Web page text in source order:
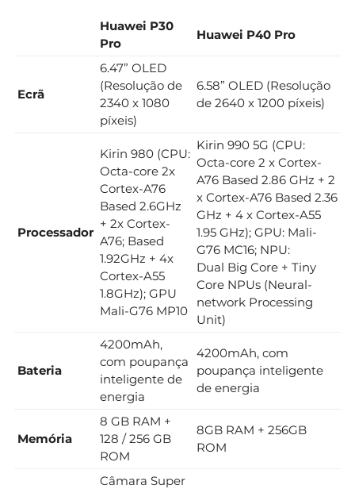
Huawei P30
Pro
Huawei P40 Pro
Ecrã
6.47” OLED
(Resolução de
2340 x 1080
píxeis)
6.58” OLED (Resolução
de 2640 x 1200 píxeis)
Processador
Kirin 980 (CPU:
Octa-core 2x
Cortex-A76
Based 2.6GHz
+ 2x Cortex-
A76; Based
1.92GHz + 4x
Cortex-A55
1.8GHz); GPU
Mali-G76 MP10
Kirin 990 5G (CPU:
Octa-core 2 x Cortex-
A76 Based 2.86 GHz + 2
x Cortex-A76 Based 2.36
GHz + 4 x Cortex-A55
1.95 GHz); GPU: Mali-
G76 MC16; NPU:
Dual Big Core + Tiny
Core NPUs (Neural-
network Processing
Unit)
Bateria
4200mAh,
com poupança
inteligente de
energia
4200mAh, com
poupança inteligente
de energia
Memória
8 GB RAM +
128 / 256 GB
ROM
8GB RAM + 256GB
ROM
Câmara Super